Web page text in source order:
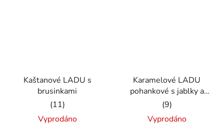
Kaštanové LADU s
brusinkami
Průměrné
hodnocení
Vyprodáno
Karamelové LADU
pohankové s jablky a
skořicí
Průměrné
hodnocení
Vyprodáno